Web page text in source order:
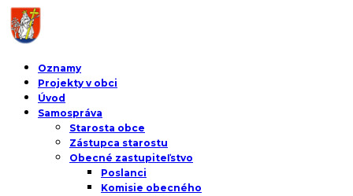
Oznamy
Projekty v obci
Úvod
Samospráva
Starosta obce
Zástupca starostu
Obecné zastupiteľstvo
Poslanci
Komisie obecného